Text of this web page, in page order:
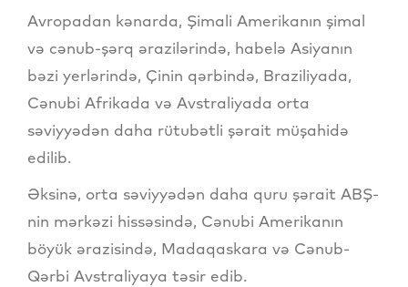
Avropadan kənarda, Şimali Amerikanın şimal
və cənub-şərq ərazilərində, habelə Asiyanın
bəzi yerlərində, Çinin qərbində, Braziliyada,
Cənubi Afrikada və Avstraliyada orta
səviyyədən daha rütubətli şərait müşahidə
edilib.
Əksinə, orta səviyyədən daha quru şərait ABŞ-
nin mərkəzi hissəsində, Cənubi Amerikanın
böyük ərazisində, Madaqaskara və Cənub-
Qərbi Avstraliyaya təsir edib.